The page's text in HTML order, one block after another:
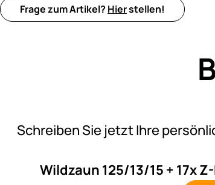
Frage zum Artikel? Hierstellen!
Schreiben Sie jetzt Ihre
Wildzaun 125/13/15 + 17x